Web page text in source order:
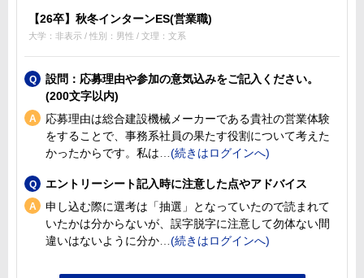
【26卒】秋冬インターンES(営業職)
大学：非表示 / 性別：男性 / 文理：文系
設問：応募理由や参加の意気込みをご記入ください。
(200文字以内)
応募理由は総合建設機械メーカーである貴社の営業体験
をすることで、事務系社員の果たす役割について考えた
かったからです。私は
エントリーシート記入時に注意した点やアドバイス
申し込む際に選考は「抽選」となっていたので読まれて
いたかは分からないが、誤字脱字に注意して勿体ない間
違いはないように分か